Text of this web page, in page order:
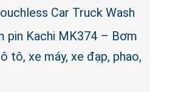
Car Truck Wash
pin Kachi MK374 – Bơm
tô, xe máy, xe đạp, phao,